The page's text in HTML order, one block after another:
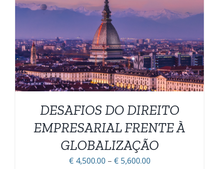
VER OPÇÕESESTE
PRODUTO
TEM
VÁRIAS
VARIANTES.
AS
OPÇÕES
SER
NA
PÁGINA
DO
PRODUTO
/
DESAFIOS DO DIREITO
EMPRESARIAL FRENTE À
GLOBALIZAÇÃO
€ 4,500.00 – € 5,600.00Faixa